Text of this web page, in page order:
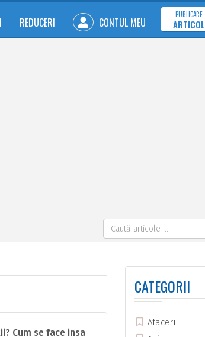
REDUCERI CONTUL MEU
PUBLICARE
ARTICOL
Cum se face insa
CATEGORII
Afaceri